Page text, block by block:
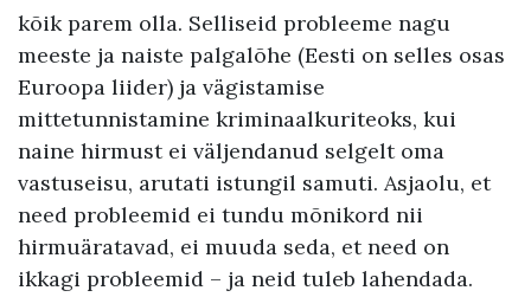
kõik parem olla. Selliseid probleeme nagu
meeste ja naiste palgalõhe (Eesti on selles osas
Euroopa liider) ja vägistamise
mittetunnistamine kriminaalkuriteoks, kui
naine hirmust ei väljendanud selgelt oma
vastuseisu, arutati istungil samuti. Asjaolu, et
need probleemid ei tundu mõnikord nii
hirmuäratavad, ei muuda seda, et need on
ikkagi probleemid – ja neid tuleb lahendada.